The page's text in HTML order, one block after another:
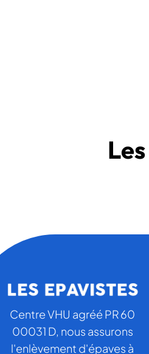
Centre VHU agréé PR 60
00031 D, nous assurons
l'enlèvement d'épaves à